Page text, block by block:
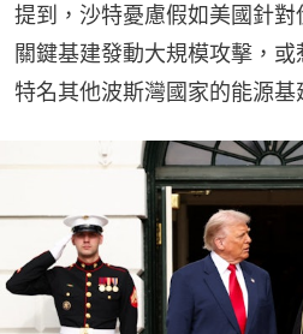
提到，沙特憂慮假如美國針
關鍵基建發動大規模攻擊，
特名其他波斯灣國家的能源基